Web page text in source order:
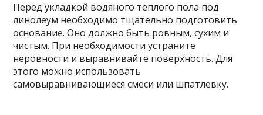
Перед укладкой водяного теплого пола под
линолеум необходимо тщательно подготовить
основание. Оно должно быть ровным, сухим и
чистым. При необходимости устраните
неровности и выравнивайте поверхность. Для
этого можно использовать
самовыравнивающиеся смеси или шпатлевку.